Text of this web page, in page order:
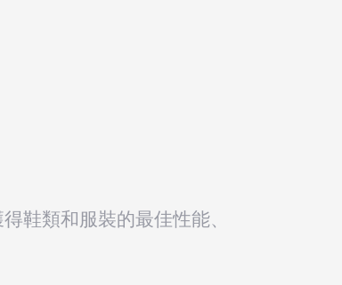
鞋類和服裝的最佳性能、